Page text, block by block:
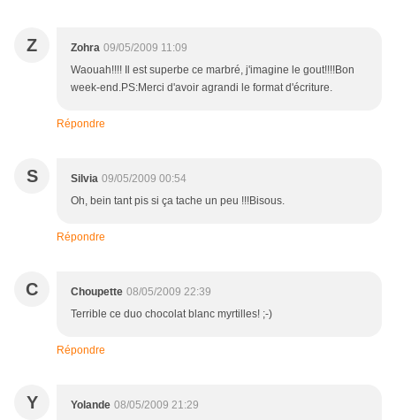
Z Zohra 09/05/2009 11:09
Waouah!!!! Il est superbe ce marbré, j'imagine le gout!!!!Bon
week-end.PS:Merci d'avoir agrandi le format d'écriture.
Répondre
S Silvia 09/05/2009 00:54
Oh, bein tant pis si ça tache un peu !!!Bisous.
Répondre
C Choupette 08/05/2009 22:39
Terrible ce duo chocolat blanc myrtilles! ;-)
Répondre
Y Yolande 08/05/2009 21:29